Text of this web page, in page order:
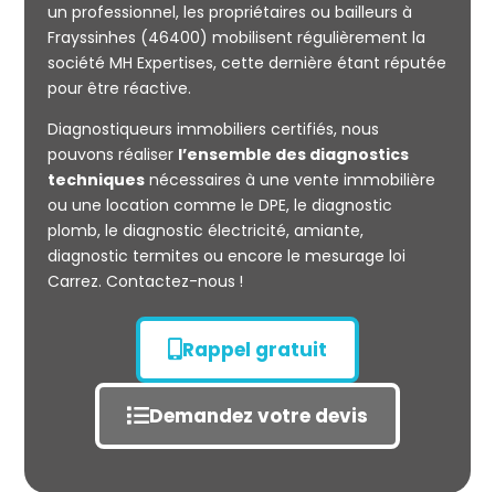
Mesurage
CARREZ
un professionnel, les propriétaires ou bailleurs à
Frayssinhes (46400) mobilisent régulièrement la
société MH Expertises, cette dernière étant réputée
pour être réactive.
Diagnostiqueurs immobiliers certifiés, nous
pouvons réaliser l’ensemble des diagnostics
techniquesnécessaires à une vente immobilière
ou une location comme le DPE, le diagnostic
plomb, le diagnostic électricité, amiante,
diagnostic termites ou encore le mesurage loi
Carrez. Contactez-nous !
Rappel gratuit
Demandez votre devis